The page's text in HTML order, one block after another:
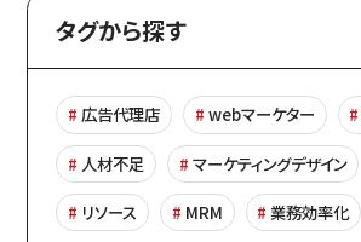
タグから探す
広告代理店 webマーケター
人材不足 マーケティングデザイン
リソース MRM 業務効率化